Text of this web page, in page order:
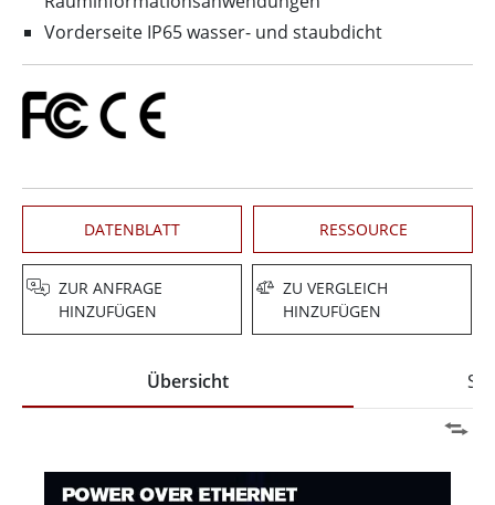
Vorderseite IP65 wasser- und staubdicht
DATENBLATT RESSOURCE
ZUR ANFRAGE
HINZUFÜGEN
ZU VERGLEICH
HINZUFÜGEN
Übersicht